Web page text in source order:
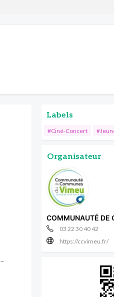
Labels
#Ciné-Concert
Organisateur
COMMUNAUTÉ DE
03 22 30 40 42
https://ccvimeu.fr/